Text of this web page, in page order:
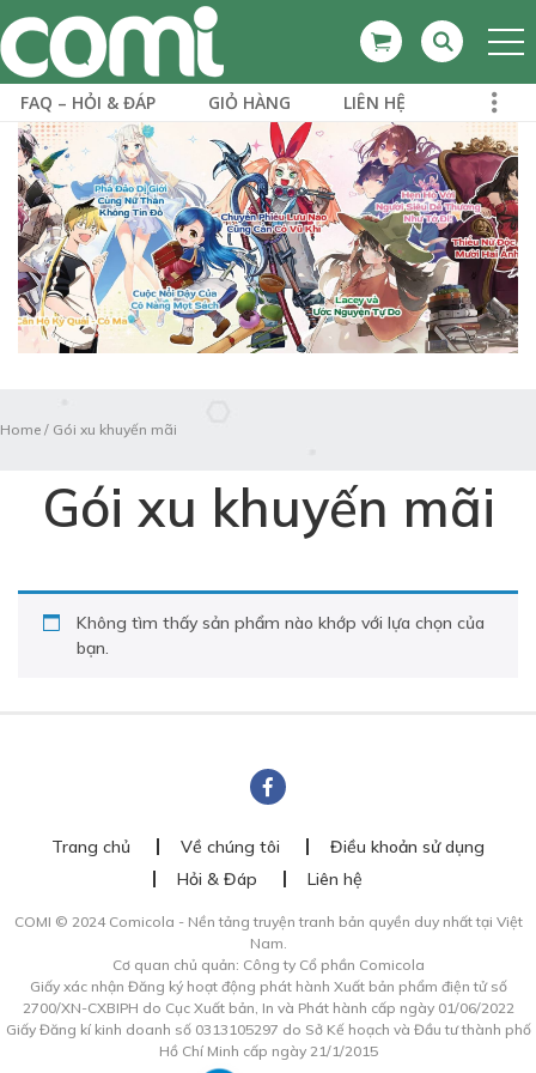
FAQ – HỎI & ĐÁP GIỎ HÀNG LIÊN HỆ
Home / Gói xu khuyến mãi
Gói xu khuyến mãi
Không tìm thấy sản phẩm nào khớp với lựa chọn của
bạn.
Trang chủ Về chúng tôi
Điều khoản sử dụng
Hỏi & Đáp
Liên hệ
COMI © 2024 Comicola - Nền tảng truyện tranh bản quyền duy nhất tại Việt
Nam.
Cơ quan chủ quản: Công ty Cổ phần Comicola
Giấy xác nhận Đăng ký hoạt động phát hành Xuất bản phẩm điện tử số
2700/XN-CXBIPH do Cục Xuất bản, In và Phát hành cấp ngày 01/06/2022
Giấy Đăng kí kinh doanh số 0313105297 do Sở Kế hoạch và Đầu tư thành phố
Hồ Chí Minh cấp ngày 21/1/2015